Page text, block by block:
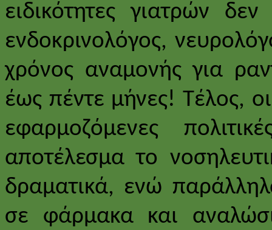
ειδικότητες γιατρών
ενδοκρινολόγος,
χρόνος αναμονής για
έως πέντε μήνες! Τέλος,
εφαρμοζόμενες
αποτέλεσμα το
δραματικά, ενώ
σε φάρμακα και